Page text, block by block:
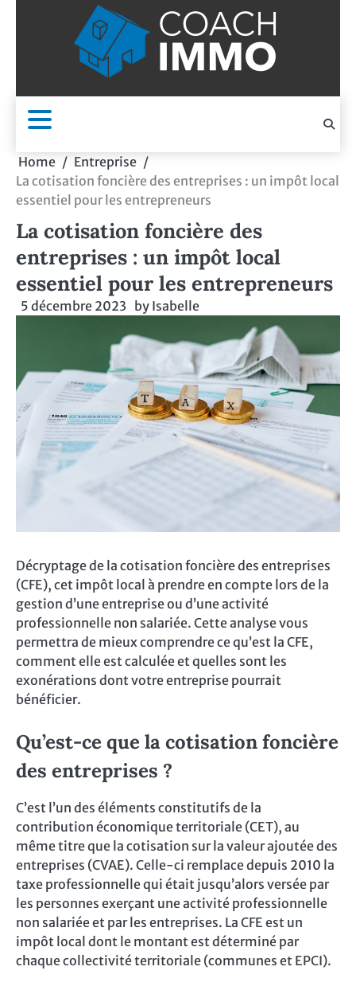
Home
Entreprise
La cotisation foncière des entreprises : un impôt local
essentiel pour les entrepreneurs
La cotisation foncière des
entreprises : un impôt local
essentiel pour les entrepreneurs
5 décembre 2023 by Isabelle
Décryptage de la cotisation foncière des entreprises
(CFE), cet impôt local à prendre en compte lors de la
gestion d’une entreprise ou d’une activité
professionnelle non salariée. Cette analyse vous
permettra de mieux comprendre ce qu’est la CFE,
comment elle est calculée et quelles sont les
exonérations dont votre entreprise pourrait
bénéficier.
Qu’est-ce que la cotisation foncière
des entreprises ?
C’est l’un des éléments constitutifs de la
contribution économique territoriale (CET), au
même titre que la cotisation sur la valeur ajoutée des
entreprises (CVAE). Celle-ci remplace depuis 2010 la
taxe professionnelle qui était jusqu’alors versée par
les personnes exerçant une activité professionnelle
non salariée et par les entreprises. La CFE est un
impôt local dont le montant est déterminé par
chaque collectivité territoriale (communes et EPCI).